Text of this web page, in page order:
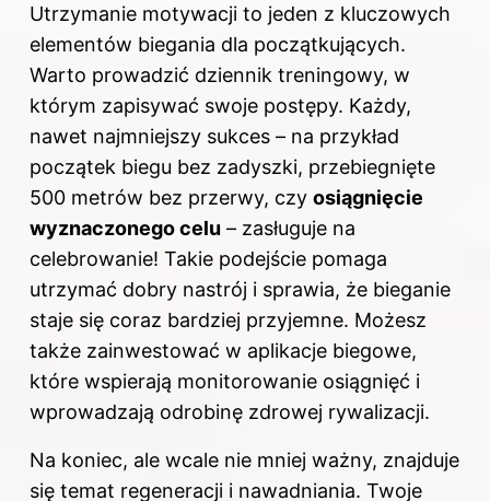
Utrzymanie motywacji to jeden z kluczowych
elementów biegania dla początkujących.
Warto prowadzić dziennik treningowy, w
którym zapisywać swoje postępy. Każdy,
nawet najmniejszy sukces – na przykład
początek biegu bez zadyszki, przebiegnięte
500 metrów bez przerwy, czy osiągnięcie
wyznaczonego celu – zasługuje na
celebrowanie! Takie podejście pomaga
utrzymać dobry nastrój i sprawia, że bieganie
staje się coraz bardziej przyjemne. Możesz
także zainwestować w aplikacje biegowe,
które wspierają monitorowanie osiągnięć i
wprowadzają odrobinę zdrowej rywalizacji.
Na koniec, ale wcale nie mniej ważny, znajduje
się temat regeneracji i nawadniania. Twoje